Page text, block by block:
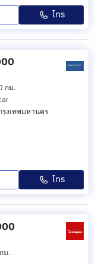
โทร
กม.
งเทพมหานคร
โทร
ม.